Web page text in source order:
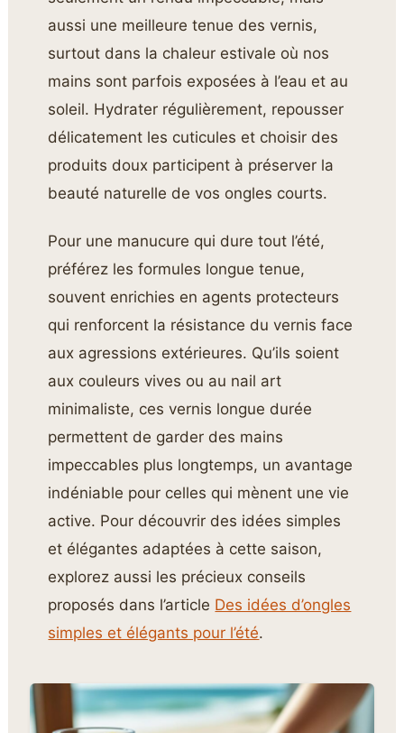
aussi une meilleure tenue des vernis,
surtout dans la chaleur estivale où nos
mains sont parfois exposées à l’eau et au
soleil. Hydrater régulièrement, repousser
délicatement les cuticules et choisir des
produits doux participent à préserver la
beauté naturelle de vos ongles courts.
Pour une manucure qui dure tout l’été,
préférez les formules longue tenue,
souvent enrichies en agents protecteurs
qui renforcent la résistance du vernis face
aux agressions extérieures. Qu’ils soient
aux couleurs vives ou au nail art
minimaliste, ces vernis longue durée
permettent de garder des mains
impeccables plus longtemps, un avantage
indéniable pour celles qui mènent une vie
active. Pour découvrir des idées simples
et élégantes adaptées à cette saison,
explorez aussi les précieux conseils
proposés dans l’article Des idées d’ongles
simples et élégants pour l’été.